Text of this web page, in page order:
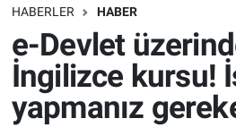
HABERLER HABER
e-Devlet
İngilizce kursu!
yapmanız
Bilim turu
Bilim ve Teknoloji Evreni
Doğa Konuşuyor
Dünya
Teknoloji
Sağlık
Trafik Durumu
Süper Lig Puan Durumu ve
Tüm Manşetler